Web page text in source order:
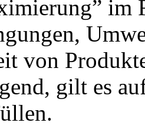
im
von
gilt es